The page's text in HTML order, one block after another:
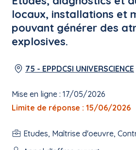
locaux, installations et
pouvant générer des
explosives.
75 - EPPDCSI UNIVERSCIENCE
Mise en ligne : 17/05/2026
Limite de réponse : 15/06/2026
Etudes, Maîtrise d'oeuvre,